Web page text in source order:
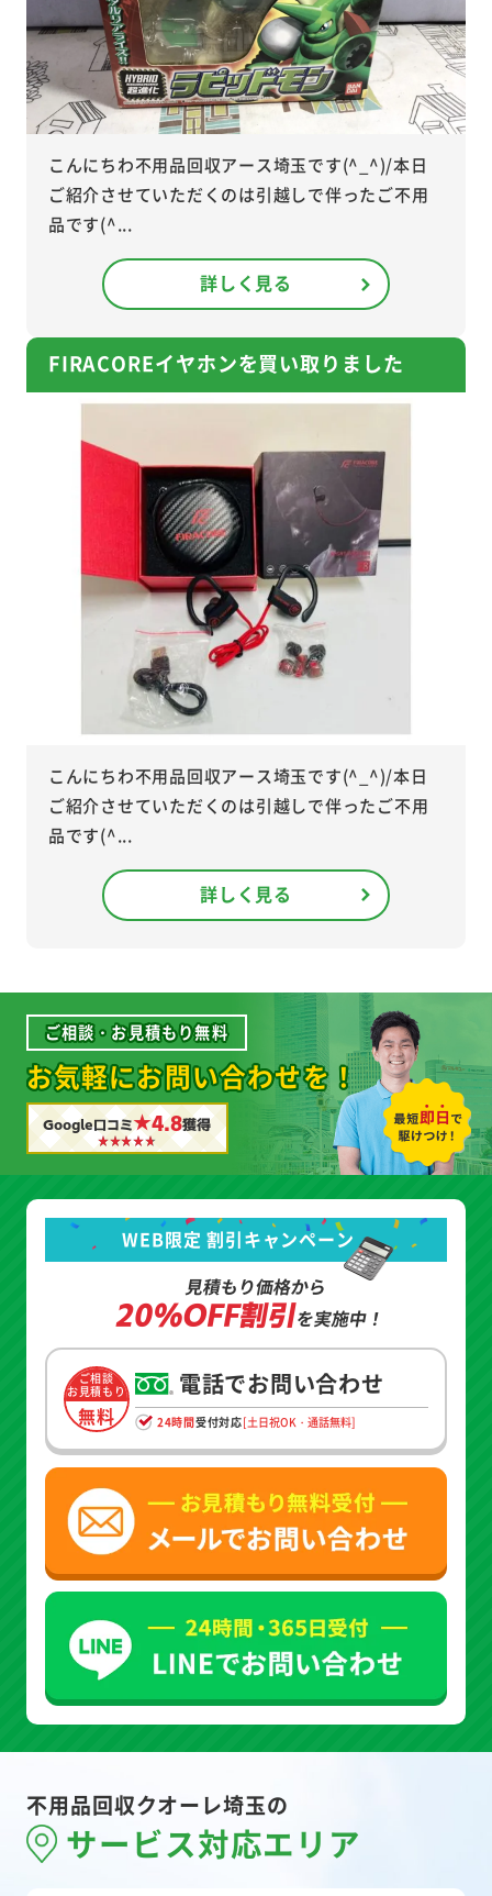
こんにちわ不用品回収アース埼玉です(^_^)/本日
ご紹介させていただくのは引越しで伴ったご不用
品です(^...
詳しく見る
FIRACOREイヤホンを買い取りました
こんにちわ不用品回収アース埼玉です(^_^)/本日
ご紹介させていただくのは引越しで伴ったご不用
品です(^...
詳しく見る
ご相談・お見積もり無料
お気軽にお問い合わせを！
Google口コミ★4.8獲得
WEB限定 割引キャンペーン
見積もり価格から
20%OFF割引を実施中！
ご相談
お見積もり
無料
電話でお問い合わせ
24時間受付対応[土日祝OK・通話無料]
不用品回収クオーレ埼玉の
サービス対応エリア